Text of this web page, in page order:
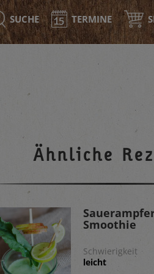
SUCHE TERMINE
Ähnliche
Smoothie
Schwierigkeit
leicht